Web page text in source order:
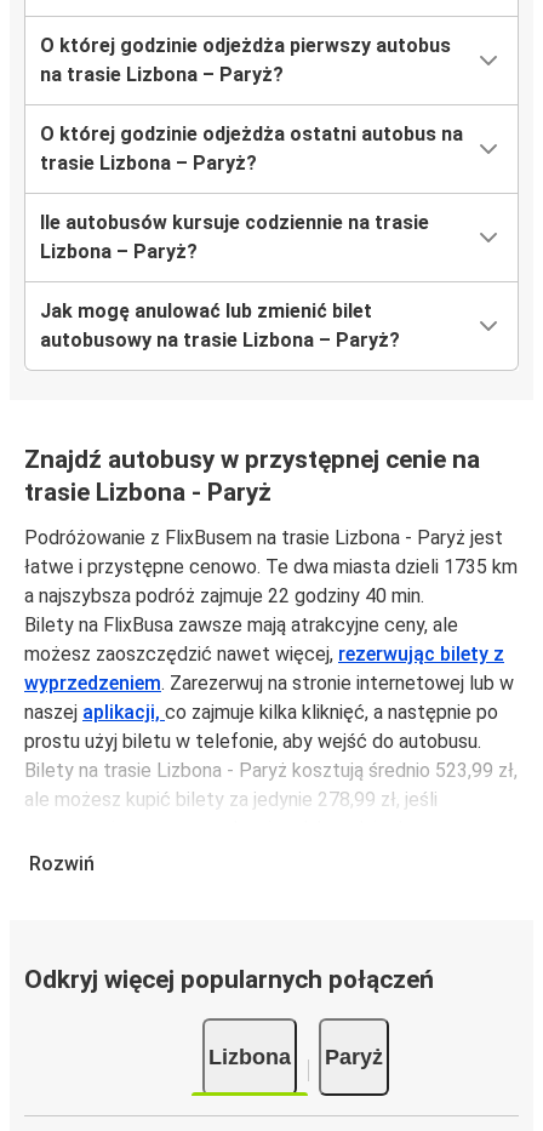
O której godzinie odjeżdża pierwszy autobus
na trasie Lizbona – Paryż?
O której godzinie odjeżdża ostatni autobus na
trasie Lizbona – Paryż?
Ile autobusów kursuje codziennie na trasie
Lizbona – Paryż?
Jak mogę anulować lub zmienić bilet
autobusowy na trasie Lizbona – Paryż?
Znajdź autobusy w przystępnej cenie na
trasie Lizbona - Paryż
Podróżowanie z FlixBusem na trasie Lizbona - Paryż jest
łatwe i przystępne cenowo. Te dwa miasta dzieli 1735 km
a najszybsza podróż zajmuje 22 godziny 40 min.
Bilety na FlixBusa zawsze mają atrakcyjne ceny, ale
możesz zaoszczędzić nawet więcej, rezerwując bilety z
wyprzedzeniem. Zarezerwuj na stronie internetowej lub w
naszej aplikacji, co zajmuje kilka kliknięć, a następnie po
prostu użyj biletu w telefonie, aby wejść do autobusu.
Bilety na trasie Lizbona - Paryż kosztują średnio 523,99 zł,
ale możesz kupić bilety za jedynie 278,99 zł, jeśli
unikając weekendów i świąt. Aby podróżować szybko,
jedynie 22 godziny 40 min.
Podróż autobusemma mniejszy wpływ na środowisko
niż podróż samochodem czy samolotem. Stale pracujemy
Rozwiń
Odkryj więcej popularnych połączeń
Lizbona Paryż